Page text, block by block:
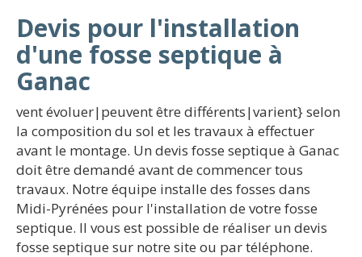
Devis pour l'installation
d'une fosse septique à
Ganac
vent évoluer|peuvent être différents|varient} selon
la composition du sol et les travaux à effectuer
avant le montage. Un devis fosse septique à Ganac
doit être demandé avant de commencer tous
travaux. Notre équipe installe des fosses dans
Midi-Pyrénées pour l'installation de votre fosse
septique. Il vous est possible de réaliser un devis
fosse septique sur notre site ou par téléphone.